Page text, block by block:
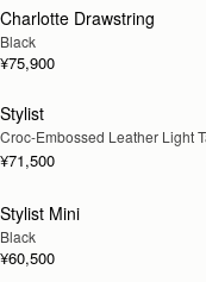
Charlotte Drawstring
Black
¥75,900
新登場
Stylist
Croc-Embossed Leather Light
¥71,500
Stylist Mini
Black
¥60,500